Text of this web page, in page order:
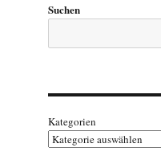
Suchen
Kategorien